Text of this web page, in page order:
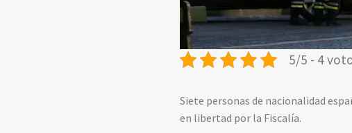
5/5 - 4
Siete personas de nacionalidad
en libertad por la Fiscalía.